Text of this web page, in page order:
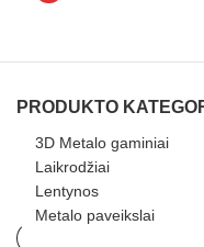
PRODUKTO
3D Metalo gaminiai
Laikrodžiai
Lentynos
Metalo paveikslai